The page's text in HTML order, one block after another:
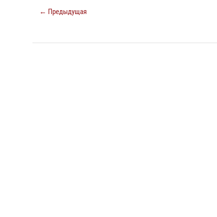
← Предыдущая